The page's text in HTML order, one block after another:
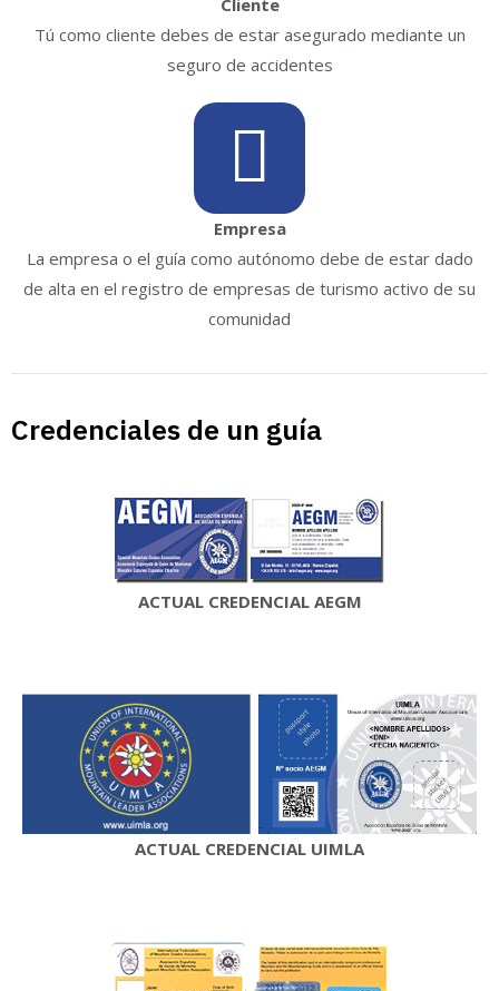
Tú como cliente debes de estar asegurado mediante un
seguro de accidentes
Empresa
La empresa o el guía como autónomo debe de estar dado
de alta en el registro de empresas de turismo activo de su
comunidad
Credenciales de un guía
ACTUAL CREDENCIAL AEGM
ACTUAL CREDENCIAL UIMLA